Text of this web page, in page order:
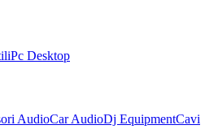
Pc Desktop
AudioCar AudioDj EquipmentCavi